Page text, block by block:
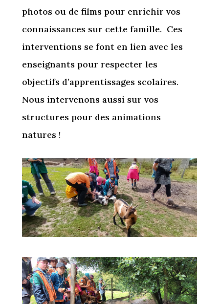
photos ou de films pour enrichir vos
connaissances sur cette famille. Ces
interventions se font en lien avec les
enseignants pour respecter les
objectifs d’apprentissages scolaires.
Nous intervenons aussi sur vos
structures pour des animations
natures !